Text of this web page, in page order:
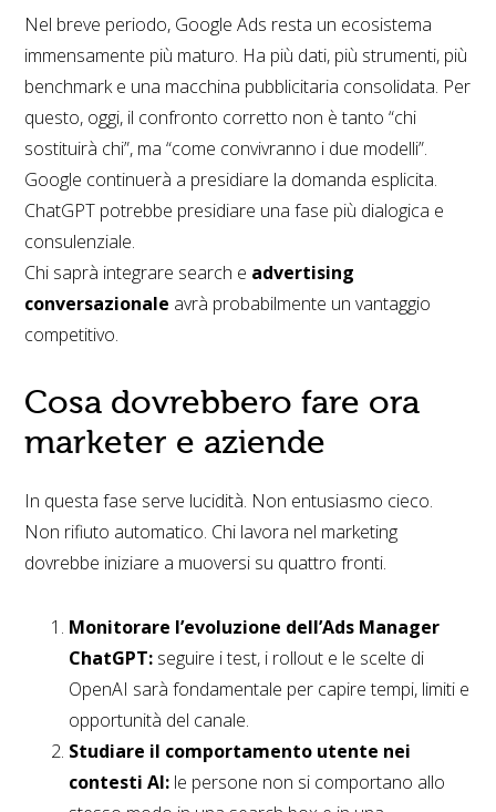
Nel breve periodo, Google Ads resta un ecosistema
immensamente più maturo. Ha più dati, più strumenti, più
benchmark e una macchina pubblicitaria consolidata. Per
questo, oggi, il confronto corretto non è tanto “chi
sostituirà chi”, ma “come convivranno i due modelli”.
Google continuerà a presidiare la domanda esplicita.
ChatGPT potrebbe presidiare una fase più dialogica e
consulenziale.
Chi saprà integrare search e advertising
conversazionale avrà probabilmente un vantaggio
competitivo.
Cosa dovrebbero fare ora
marketer e aziende
In questa fase serve lucidità. Non entusiasmo cieco.
Non rifiuto automatico. Chi lavora nel marketing
dovrebbe iniziare a muoversi su quattro fronti.
Monitorare l’evoluzione dell’Ads Manager
ChatGPT: seguire i test, i rollout e le scelte di
OpenAI sarà fondamentale per capire tempi, limiti e
opportunità del canale.
Studiare il comportamento utente nei
contesti AI: le persone non si comportano allo